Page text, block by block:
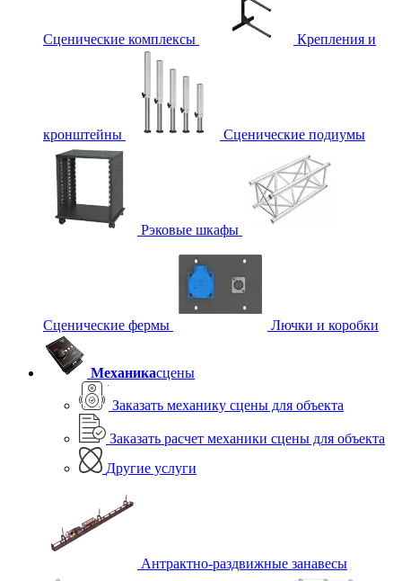
Сценические комплексы Крепления и
кронштейны Сценические подиумы
Рэковые шкафы
Сценические фермы Лючки и коробки
Механикасцены
Заказать механику сцены для объекта
Заказать расчет механики сцены для объекта
Другие услуги
Антрактно-раздвижные занавесы